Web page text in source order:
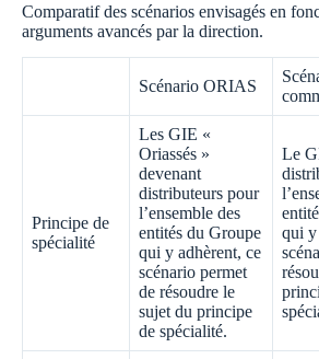
Comparatif des scénarios envisagés en
arguments avancés par la direction.
Scénario ORIAS
Principe de
spécialité
Les GIE «
Oriassés »
devenant
distributeurs pour
l’ensemble des
entités du Groupe
qui y adhèrent, ce
scénario permet
de résoudre le
sujet du principe
de spécialité.
Le
qui y